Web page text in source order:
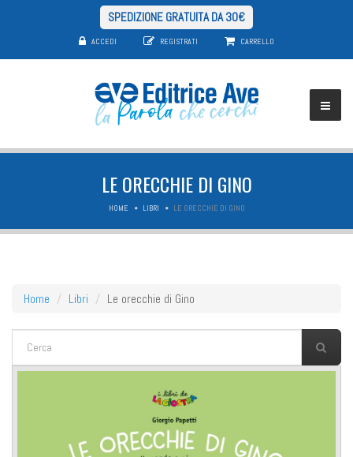
SPEDIZIONE GRATUITA DA 30€
ACCEDI REGISTRATI CARRELLO
LE ORECCHIE DI GINO
HOME LIBRI LE ORECCHIE DI GINO
Home Libri Le orecchie di Gino
FORM DI RICERCA